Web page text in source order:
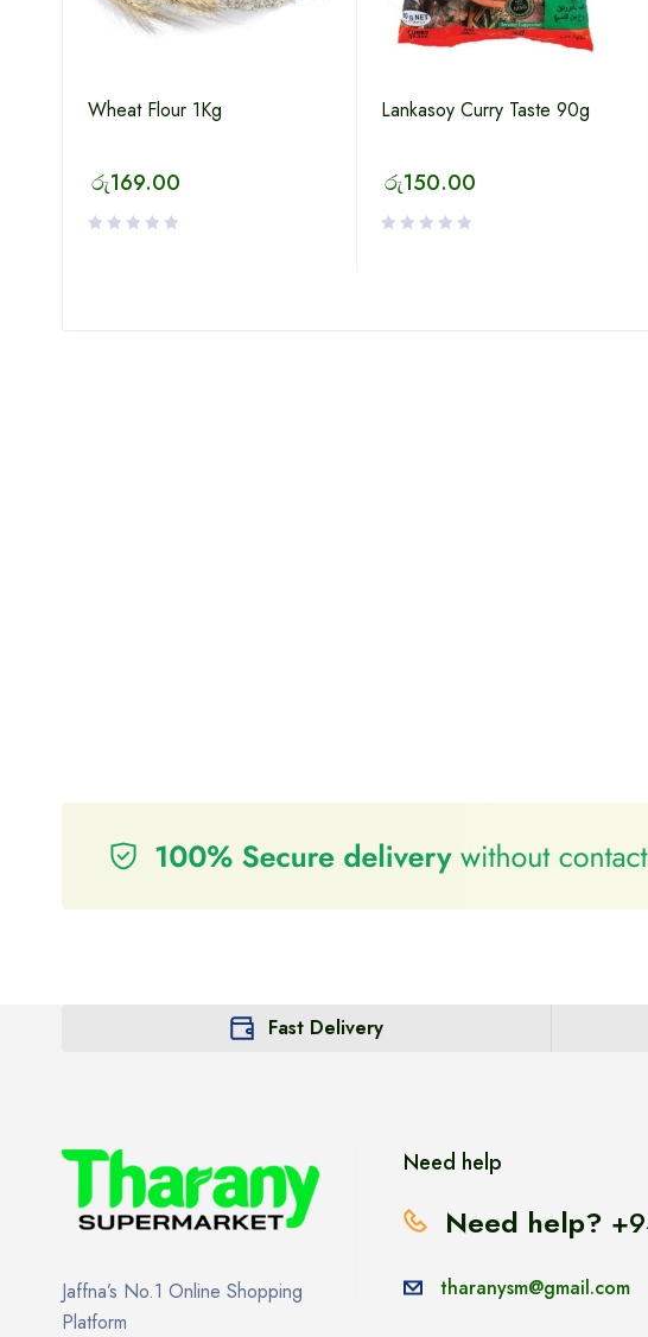
Wheat Flour 1Kg
රු169.00
Lankasoy Curry Taste 90g
රු150.00
Fast Delivery
Jaffna’s No.1 Online Shopping
Platform
Need help
Need help?
tharanysm@gmail.com